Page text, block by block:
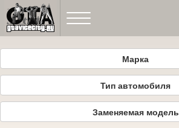
Марка
Тип автомобиля
Заменяемая модель